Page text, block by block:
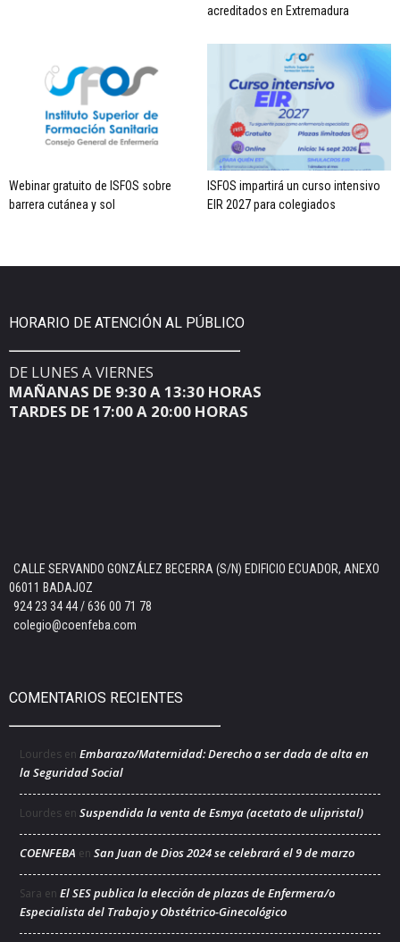
acreditados en Extremadura
Webinar gratuito de ISFOS sobre
barrera cutánea y sol
ISFOS impartirá un curso intensivo
EIR 2027 para colegiados
HORARIO DE ATENCIÓN AL PÚBLICO
DE LUNES A VIERNES
MAÑANAS DE 9:30 A 13:30 HORAS
TARDES DE 17:00 A 20:00 HORAS
CALLE SERVANDO GONZÁLEZ BECERRA (S/N) EDIFICIO ECUADOR, ANEXO
06011 BADAJOZ
924 23 34 44 / 636 00 71 78
colegio@coenfeba.com
COMENTARIOS RECIENTES
Lourdes en Embarazo/Maternidad: Derecho a ser dada de alta en
la Seguridad Social
Lourdes en Suspendida la venta de Esmya (acetato de ulipristal)
COENFEBA en San Juan de Dios 2024 se celebrará el 9 de marzo
Sara en El SES publica la elección de plazas de Enfermera/o
Especialista del Trabajo y Obstétrico-Ginecológico